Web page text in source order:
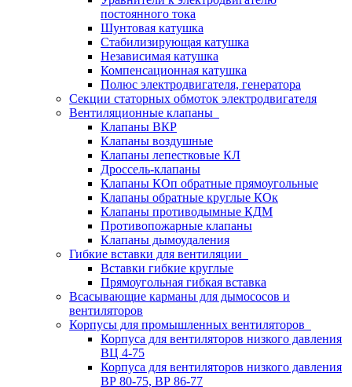
постоянного тока
Шунтовая катушка
Стабилизирующая катушка
Независимая катушка
Компенсационная катушка
Полюс электродвигателя, генератора
Секции статорных обмоток электродвигателя
Вентиляционные клапаны
Клапаны ВКР
Клапаны воздушные
Клапаны лепестковые КЛ
Дроссель-клапаны
Клапаны КОп обратные прямоугольные
Клапаны обратные круглые КОк
Клапаны противодымные КДМ
Противопожарные клапаны
Клапаны дымоудаления
Гибкие вставки для вентиляции
Вставки гибкие круглые
Прямоугольная гибкая вставка
Всасывающие карманы для дымососов и
вентиляторов
Корпусы для промышленных вентиляторов
Корпуса для вентиляторов низкого давления
ВЦ 4-75
Корпуса для вентиляторов низкого давления
ВР 80-75, ВР 86-77